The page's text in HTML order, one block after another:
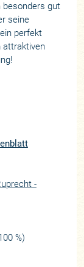
besonders gut
seine
perfekt
attraktiven
-
%)